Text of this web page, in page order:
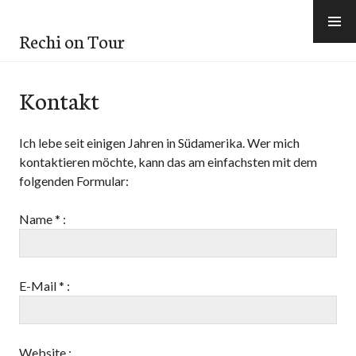
content
Rechi on Tour
Kontakt
Ich lebe seit einigen Jahren in Südamerika. Wer mich
kontaktieren möchte, kann das am einfachsten mit dem
folgenden Formular:
Name * :
E-Mail * :
Website :